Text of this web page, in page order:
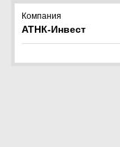
Компания
АТНК-Инвест